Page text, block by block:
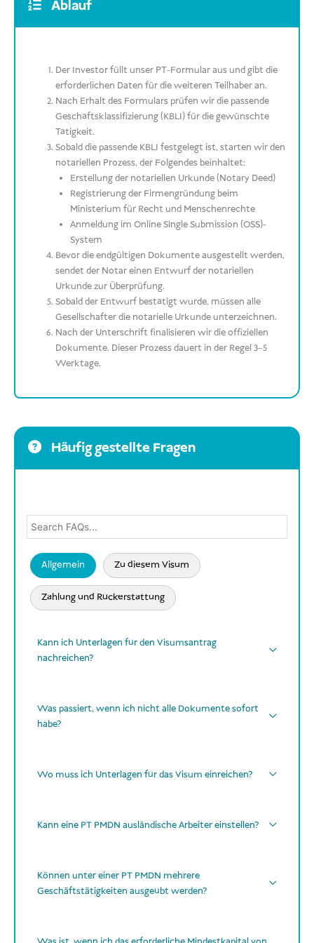
Ablauf
Der Investor füllt unser PT-Formular aus und gibt die
erforderlichen Daten für die weiteren Teilhaber an.
Nach Erhalt des Formulars prüfen wir die passende
Geschäftsklassifizierung (KBLI) für die gewünschte
Tätigkeit.
Sobald die passende KBLI festgelegt ist, starten wir den
notariellen Prozess, der Folgendes beinhaltet:
Erstellung der notariellen Urkunde (Notary Deed)
Registrierung der Firmengründung beim
Ministerium für Recht und Menschenrechte
Anmeldung im Online Single Submission (OSS)-
System
Bevor die endgültigen Dokumente ausgestellt werden,
sendet der Notar einen Entwurf der notariellen
Urkunde zur Überprüfung.
Sobald der Entwurf bestätigt wurde, müssen alle
Gesellschafter die notarielle Urkunde unterzeichnen.
Nach der Unterschrift finalisieren wir die offiziellen
Dokumente. Dieser Prozess dauert in der Regel 3–5
Werktage.
Häufig gestellte Fragen
Allgemein Zu diesem Visum
Zahlung und Rückerstattung
Kann ich Unterlagen für den Visumsantrag
nachreichen?
später
WhatsApp
Kontaktdaten per E-Mail
Zahlung
Was passiert, wenn ich nicht alle Dokumente sofort
habe?
bearbeiten
Alle erforderlichen Dokumenteerhalten haben,
Deine Zahlungeingegangen ist
Wo muss ich Unterlagen für das Visum einreichen?
Gib deine Bestellung über unsere Website auf.
Kann eine PT PMDN ausländische Arbeiter einstellen?
ausländischer Beteiligung
Können unter einer PT PMDN mehrere
Geschäftstätigkeiten ausgeübt werden?